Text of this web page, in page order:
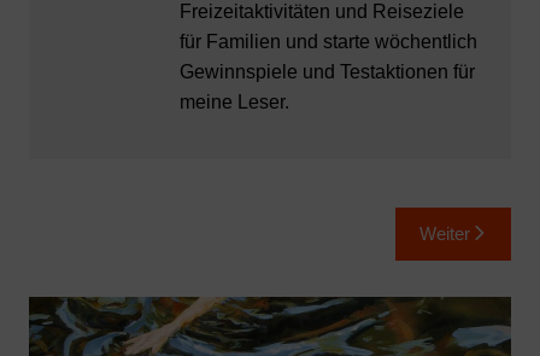
Freizeitaktivitäten und Reiseziele
für Familien und starte wöchentlich
Gewinnspiele und Testaktionen für
meine Leser.
Weiter